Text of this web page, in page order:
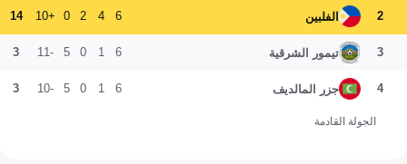
2 الفلبين 6
4
2
0
+10
14
3 تيمور الشرقية 6
1
0
5
-11
3
4 جزر المالديف 6
1
0
5
-10
3
الجولة القادمة